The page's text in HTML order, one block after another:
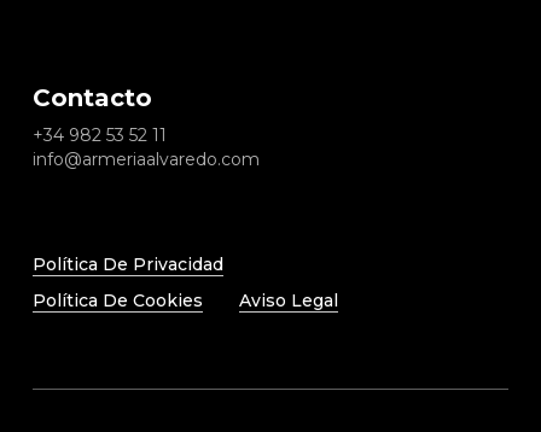
Contacto
+34 982 53 52 11
info@armeriaalvaredo.com
Política De Privacidad
Política De Cookies
Aviso Legal